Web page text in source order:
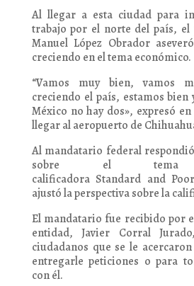
Al llegar a esta ciudad para
trabajo por el norte del país, el
Manuel López Obrador
creciendo en el tema económico.
“Vamos muy bien, vamos
creciendo el país, estamos bien
México no hay dos», expresó
llegar al aeropuerto de
Al mandatario federal
sobre el
calificadora Standard and
ajustó la perspectiva sobre la
El mandatario fue recibido por
entidad, Javier Corral
ciudadanos que se le
entregarle peticiones o para
con él.